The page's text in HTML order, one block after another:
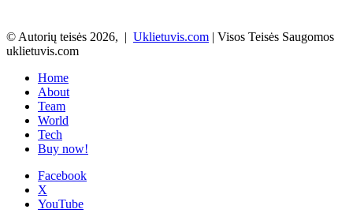
© Autorių teisės 2026, | Uklietuvis.com | Visos Teisės Saugomos
uklietuvis.com
Home
About
Team
World
Tech
Buy now!
Facebook
X
YouTube